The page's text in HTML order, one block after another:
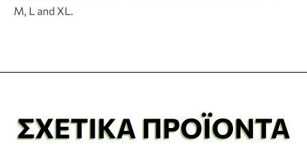
M, L and XL.
ΣΧΕΤΙΚΆ ΠΡΟΪΌΝΤΑ